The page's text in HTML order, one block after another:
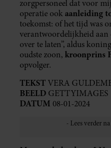
zorgpersoneel dat voor
operatie ookaanleiding
toekomst: of het tijd was
verantwoordelijkheid aan
over te laten”, aldus
oudste zoon, kroonprins
opvolger.
TEKSTVERA
BEELD GETTYIMAGES
DATUM 08-01-2024